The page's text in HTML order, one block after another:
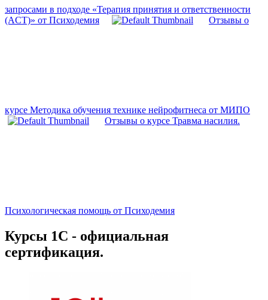
запросами в подходе «Терапия принятия и ответственности
(ACT)» от Психодемия
Отзывы о
курсе Методика обучения технике нейрофитнеса от МИПО
Отзывы о курсе Травма насилия.
Психологическая помощь от Психодемия
Курсы 1С - официальная
сертификация.